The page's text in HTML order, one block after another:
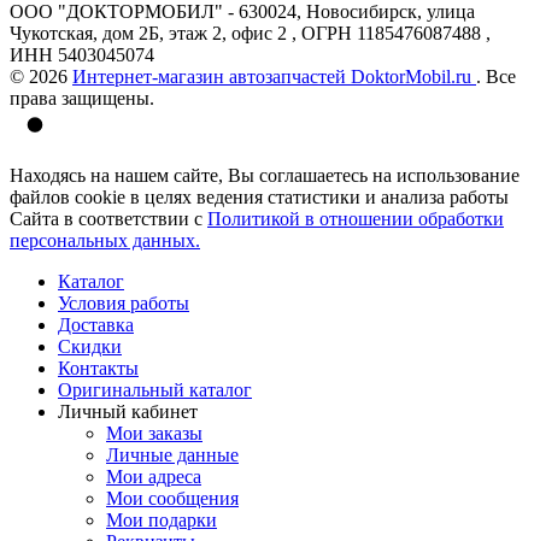
ООО "ДОКТОРМОБИЛ" - 630024, Новосибирск, улица
Чукотская, дом 2Б, этаж 2, офис 2 , ОГРН 1185476087488 ,
ИНН 5403045074
© 2026 Интернет-магазин автозапчастей DoktorMobil.ru . Все
права защищены.
Находясь на нашем сайте, Вы соглашаетесь на использование
файлов cookie в целях ведения статистики и анализа работы
Сайта в соответствии с Политикой в отношении обработки
персональных данных.
Каталог
Условия работы
Доставка
Скидки
Контакты
Оригинальный каталог
Личный кабинет
Мои заказы
Личные данные
Мои адреса
Мои сообщения
Мои подарки